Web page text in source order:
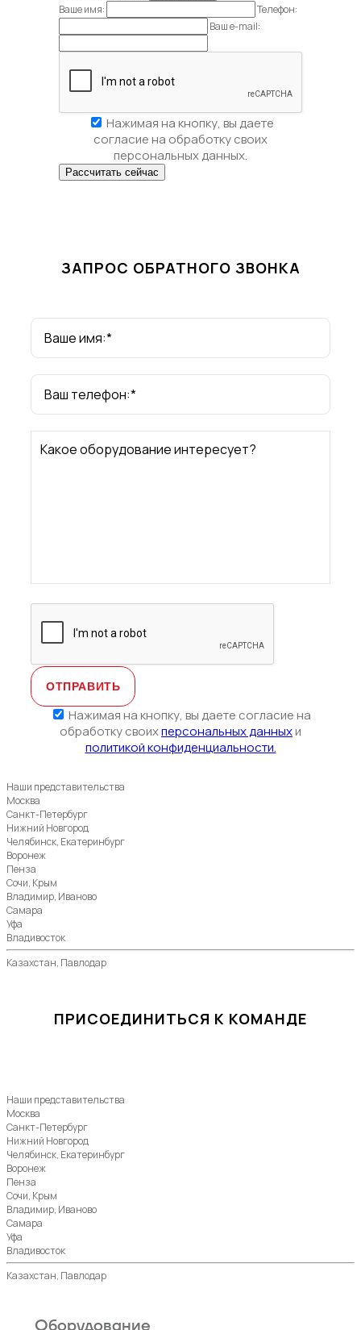
Ваше имя:
Телефон:
Ваш e-mail:
Нажимая на кнопку, вы даете
согласие на обработку своих
персональных данных.
ЗАПРОС ОБРАТНОГО ЗВОНКА
Ваше имя:*
Ваш телефон:*
Какое оборудование интересует?
Нажимая на кнопку, вы даете согласие на
обработку своихперсональных данныхи
политикой конфиденциальности.
Наши представительства
Москва
Санкт-Петербург
Нижний Новгород
Челябинск, Екатеринбург
Воронеж
Пенза
Сочи, Крым
Владимир, Иваново
Самара
Уфа
Владивосток
Казахстан, Павлодар
ПРИСОЕДИНИТЬСЯ К КОМАНДЕ
Наши представительства
Москва
Санкт-Петербург
Нижний Новгород
Челябинск, Екатеринбург
Воронеж
Пенза
Сочи, Крым
Владимир, Иваново
Самара
Уфа
Владивосток
Казахстан, Павлодар
Оборудование